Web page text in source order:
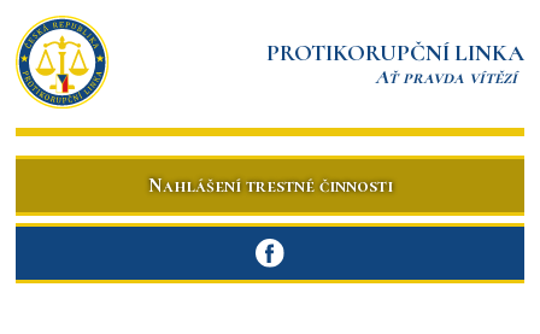
PROTIKORUPČNÍ LINKA
Ať pravda vítězí
Nahlášení trestné činnosti